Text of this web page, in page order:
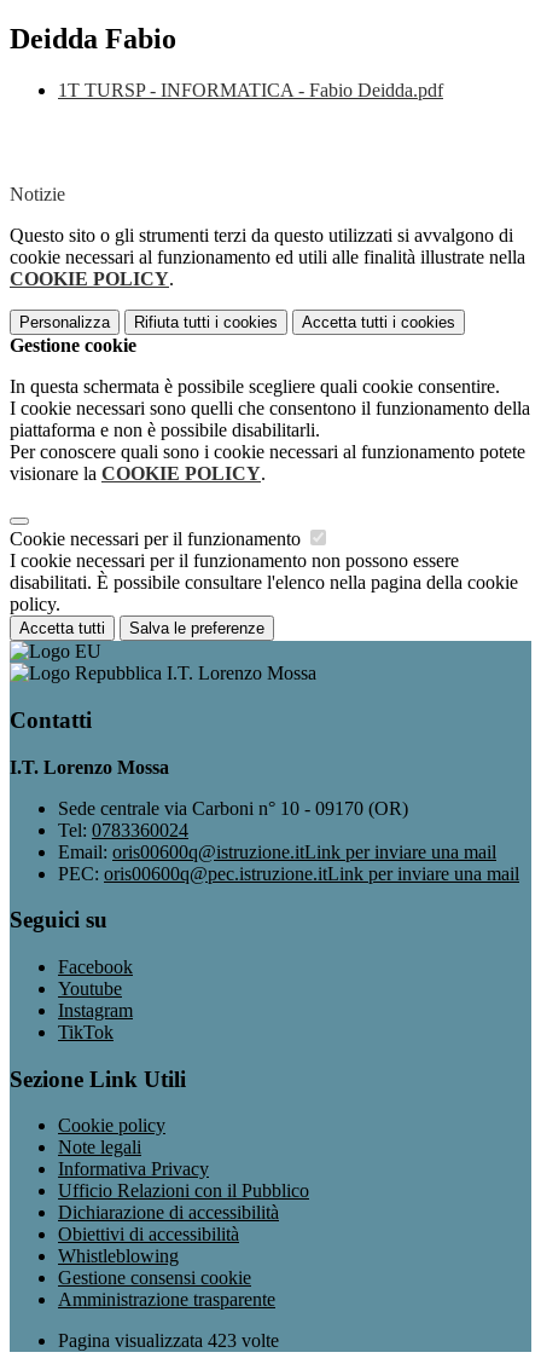
Deidda Fabio
1T TURSP - INFORMATICA - Fabio Deidda.pdf
Notizie
Questo sito o gli strumenti terzi da questo utilizzati si avvalgono di
cookie necessari al funzionamento ed utili alle finalità illustrate nella
COOKIE POLICY.
Personalizza Rifiuta tutti i cookies Accetta tutti i cookies
Gestione cookie
In questa schermata è possibile scegliere quali cookie consentire.
I cookie necessari sono quelli che consentono il funzionamento della
piattaforma e non è possibile disabilitarli.
Per conoscere quali sono i cookie necessari al funzionamento potete
visionare la COOKIE POLICY.
Cookie necessari per il funzionamento
I cookie necessari per il funzionamento non possono essere
disabilitati. È possibile consultare l'elenco nella pagina della cookie
policy.
Accetta tutti Salva le preferenze
I.T. Lorenzo Mossa
Contatti
I.T. Lorenzo Mossa
Sede centrale via Carboni n° 10 - 09170 (OR)
Tel: 0783360024
Email: oris00600q@istruzione.itLink per inviare una mail
PEC: oris00600q@pec.istruzione.itLink per inviare una mail
Seguici su
Facebook
Youtube
Instagram
TikTok
Sezione Link Utili
Cookie policy
Note legali
Informativa Privacy
Ufficio Relazioni con il Pubblico
Dichiarazione di accessibilità
Obiettivi di accessibilità
Whistleblowing
Gestione consensi cookie
Amministrazione trasparente
Pagina visualizzata 423 volte